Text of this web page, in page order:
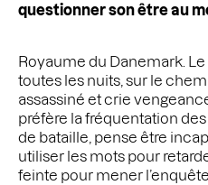
questionner son être au
Royaume du Danemark.
toutes les nuits, sur le
assassiné et crie
préfère la fréquentation
de bataille, pense être
utiliser les mots pour
feinte pour mener